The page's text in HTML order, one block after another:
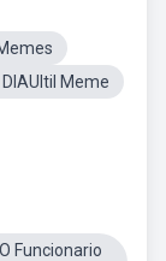
Meme
Funcionario